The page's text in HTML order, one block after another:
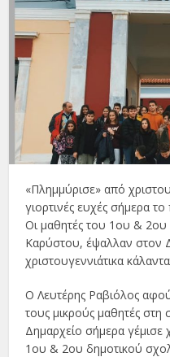
«Πλημμύρισε» από
γιορτινές ευχές σήμερα
Οι μαθητές του 1ου & 2ου
Καρύστου, έψαλλαν στον
χριστουγεννιάτικα
Ο Λευτέρης Ραβιόλος
τους μικρούς μαθητές
Δημαρχείο σήμερα γέμισε
1ου & 2ου δημοτικού